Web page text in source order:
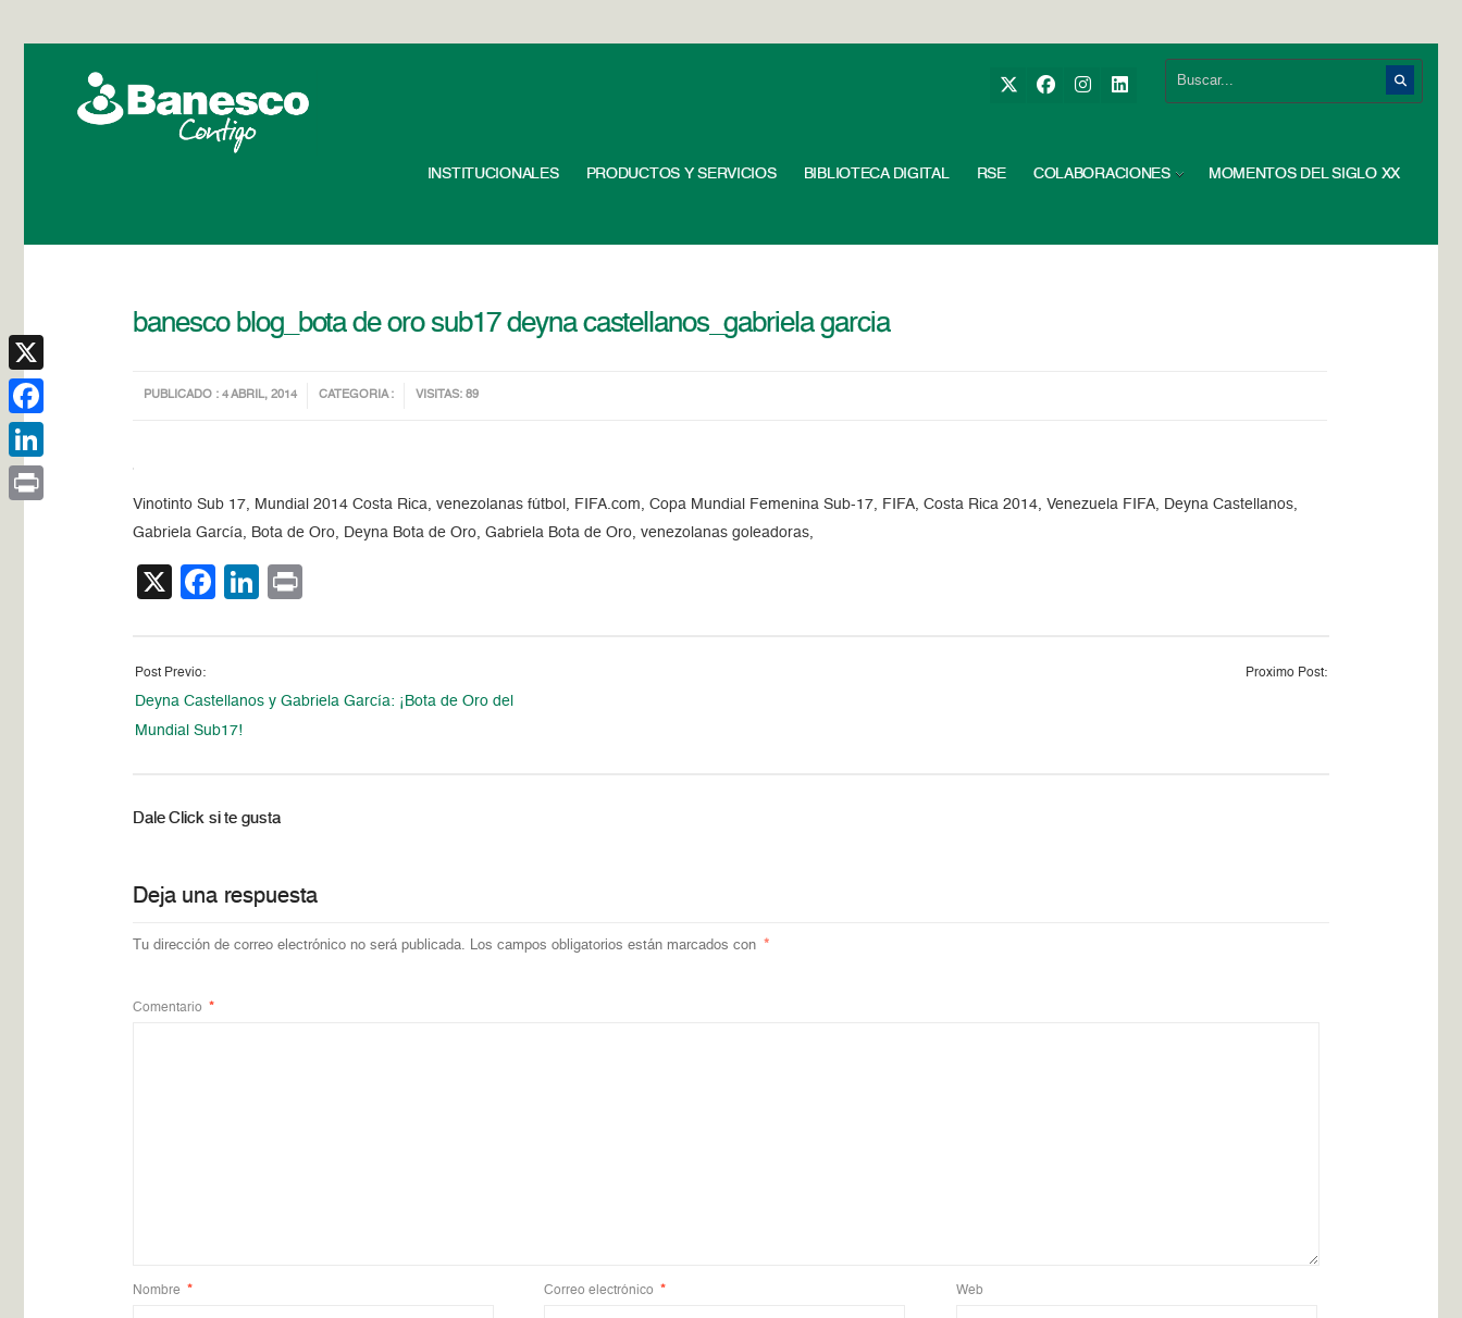
INSTITUCIONALES PRODUCTOS Y SERVICIOS BIBLIOTECA DIGITAL RSE COLABORACIONES MOMENTOS DEL SIGLO XX
banesco blog_bota de oro sub17 deyna castellanos_gabriela garcia
PUBLICADO : 4 ABRIL, 2014 CATEGORIA : VISITAS: 89
Vinotinto Sub 17, Mundial 2014 Costa Rica, venezolanas fútbol, FIFA.com, Copa Mundial Femenina Sub-17, FIFA, Costa Rica 2014, Venezuela FIFA, Deyna Castellanos,
Gabriela García, Bota de Oro, Deyna Bota de Oro, Gabriela Bota de Oro, venezolanas goleadoras,
X Facebook
LinkedIn
Post Previo:
Deyna Castellanos y Gabriela García: ¡Bota de Oro del
Mundial Sub17!
Proximo Post:
Dale Click si te gusta
Deja una respuesta
Tu dirección de correo electrónico no será publicada. Los campos obligatorios están marcados con *
Comentario *
Nombre * Correo electrónico * Web
X
Facebook
LinkedIn